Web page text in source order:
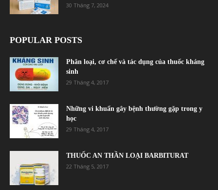
30 Tháng 7, 2024
POPULAR POSTS
Phân loại, cơ chế và tác dụng của thuốc kháng
sinh
29 Tháng 4, 2017
Những vi khuẩn gây bệnh thường gặp trong y
học
29 Tháng 4, 2017
THUỐC AN THẦN LOẠI BARBITURAT
22 Tháng 5, 2017